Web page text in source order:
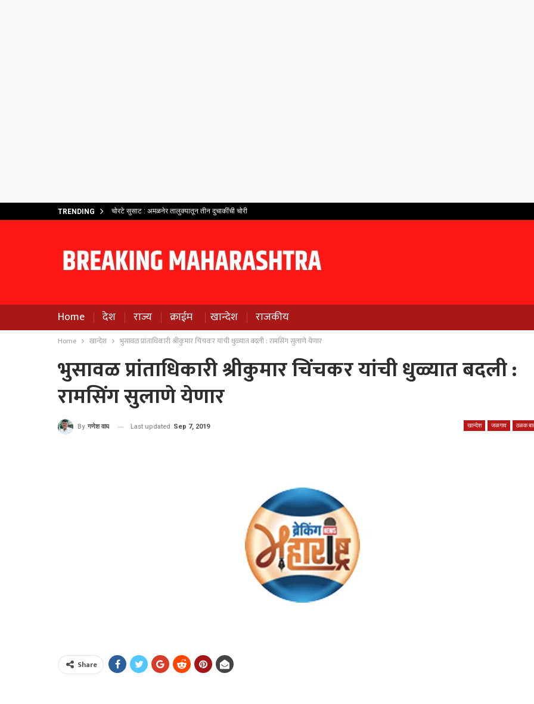
TRENDING चोरटे सुसाट : अमळनेर तालुक्यातून तीन दुचाकींची चोरी
Home देश राज्य क्राईम खान्देश राजकीय
Home खान्देश भुसावळ प्रांताधिकारी श्रीकुमार चिंचकर यांची धुळ्यात बदली : रामसिंग सुलाणे येणार
भुसावळ प्रांताधिकारी श्रीकुमार चिंचकर यांची धुळ्यात बदली :
रामसिंग सुलाणे येणार
खान्देश जळगाव ठळक
By गणेश वाघ Last updated Sep 7, 2019
Share